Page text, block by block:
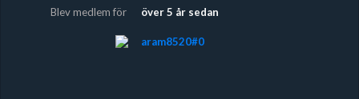
Blev medlem för över 5 år sedan
aram8520#0